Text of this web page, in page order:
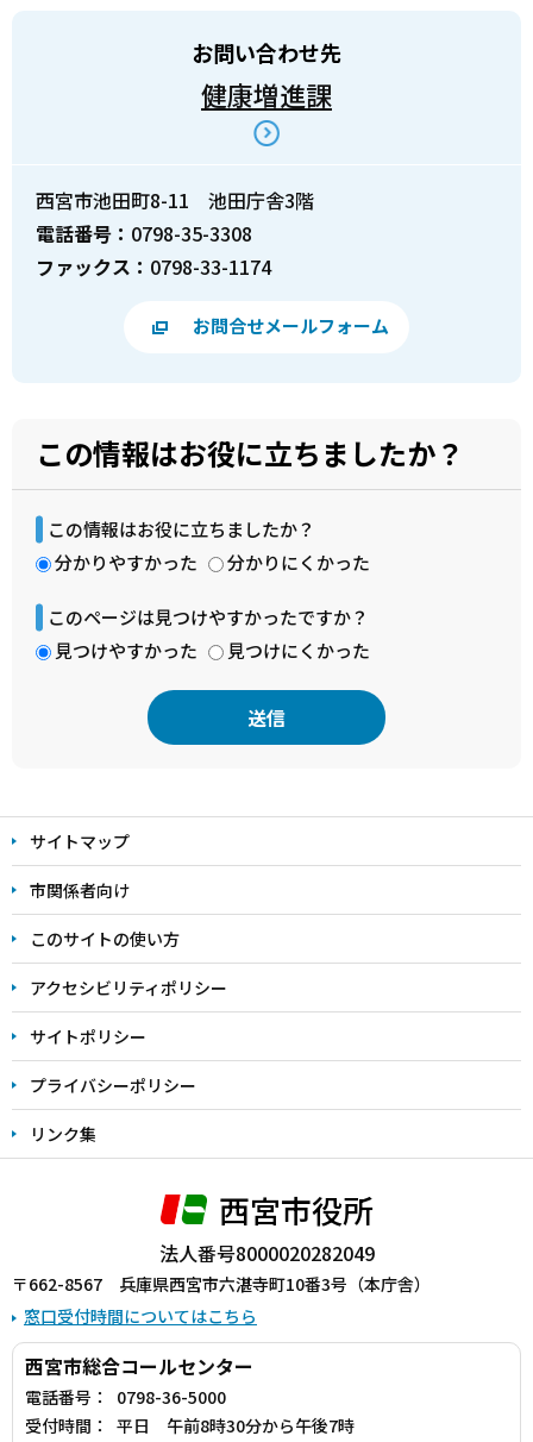
お問い合わせ先
健康増進課
西宮市池田町8-11 池田庁舎3階
電話番号： 0798-35-3308
ファックス： 0798-33-1174
お問合せメールフォーム
この情報はお役に立ちましたか？
この情報はお役に立ちましたか？
分かりやすかった
分かりにくかった
このページは見つけやすかったですか？
見つけやすかった
見つけにくかった
文
こ
こ
ま
で
サイトマップ
市関係者向け
このサイトの使い方
アクセシビリティポリシー
サイトポリシー
プライバシーポリシー
リンク集
西宮市役所
法人番号8000020282049
〒662-8567 兵庫県西宮市六湛寺町10番3号（本庁舎）
窓口受付時間についてはこちら
西宮市総合コールセンター
電話番号：
0798-36-5000
受付時間：
平日 午前8時30分から午後7時